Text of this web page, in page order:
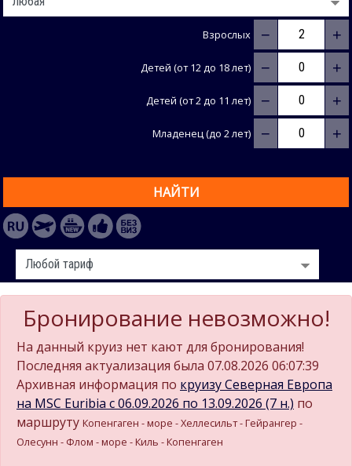
Взрослых − +
Детей (от 12 до 18 лет) − +
Детей (от 2 до 11 лет) − +
Младенец (до 2 лет) − +
НАЙТИ
Бронирование невозможно!
На данный круиз нет кают для бронирования!
Последняя актуализация была 07.08.2026 06:07:39
Архивная информация по круизу Северная Европа
на MSC Euribia c 06.09.2026 по 13.09.2026 (7 н.) по
маршруту Копенгаген - море - Хеллесильт - Гейрангер -
Олесунн - Флом - море - Киль - Копенгаген